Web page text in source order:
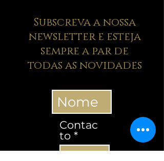
Subscreva a nossa
newsletter e esteja
sempre a par de
todas as novidades
Contac
to